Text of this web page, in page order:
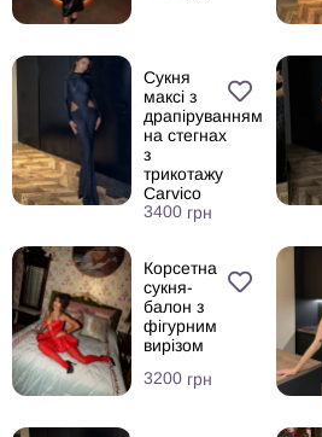
Сукня
максі з
драпіруванням
на стегнах
з
трикотажу
Carvico
3400 грн
Корсетна
сукня-
балон з
фігурним
вирізом
3200 грн